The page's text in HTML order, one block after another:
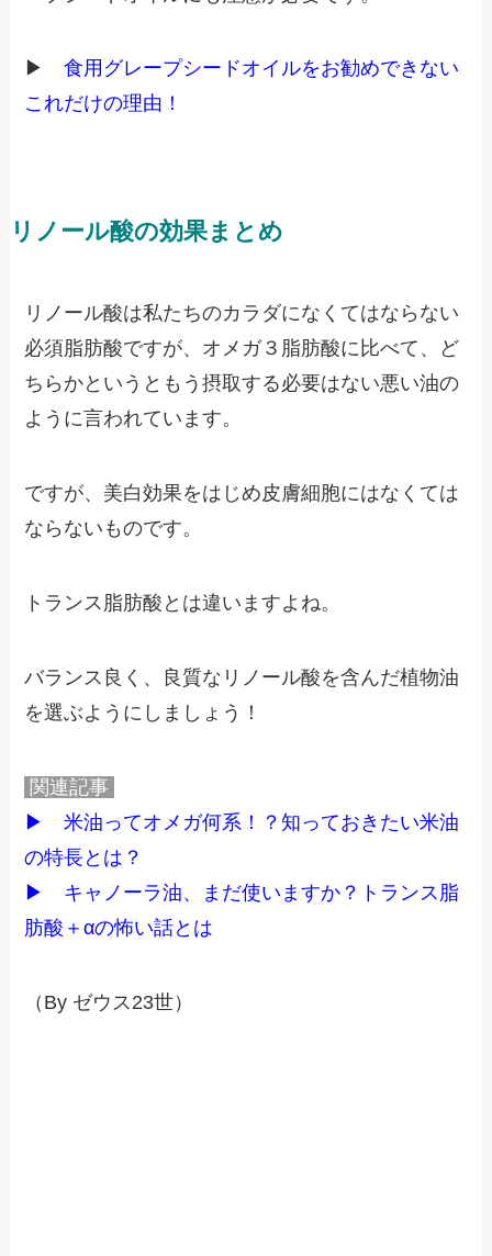
▶食用グレープシードオイルをお勧めできない
これだけの理由！
リノール酸の効果まとめ
リノール酸は私たちのカラダになくてはならない
必須脂肪酸ですが、オメガ３脂肪酸に比べて、ど
ちらかというともう摂取する必要はない悪い油の
ように言われています。
ですが、美白効果をはじめ皮膚細胞にはなくては
ならないものです。
トランス脂肪酸とは違いますよね。
バランス良く、良質なリノール酸を含んだ植物油
を選ぶようにしましょう！
関連記事
▶米油ってオメガ何系！？知っておきたい米油
の特長とは？
▶ キャノーラ油、まだ使いますか？トランス脂
肪酸＋αの怖い話とは
（By ゼウス23世）